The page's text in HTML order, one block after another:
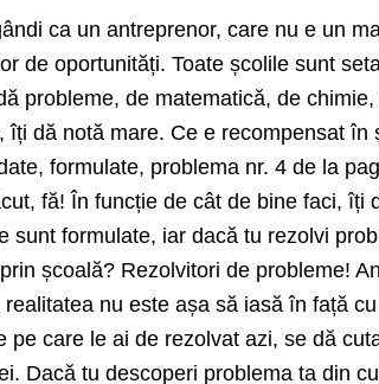
ca un antreprenor, care nu e un
de oportunități. Toate școlile sunt
probleme, de matematică, de
îți dă notă mare. Ce e recompensat
formulate, problema nr. 4 de la
fă! În funcție de cât de bine faci, îți
sunt formulate, iar dacă tu rezolvi
școală? Rezolvitori de probleme!
realitatea nu este așa să iasă în față
pe care le ai de rezolvat azi, se dă
Dacă tu descoperi problema ta din